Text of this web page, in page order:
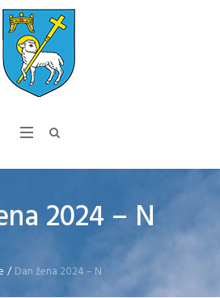
2024 – N
/Dan žena 2024 – N